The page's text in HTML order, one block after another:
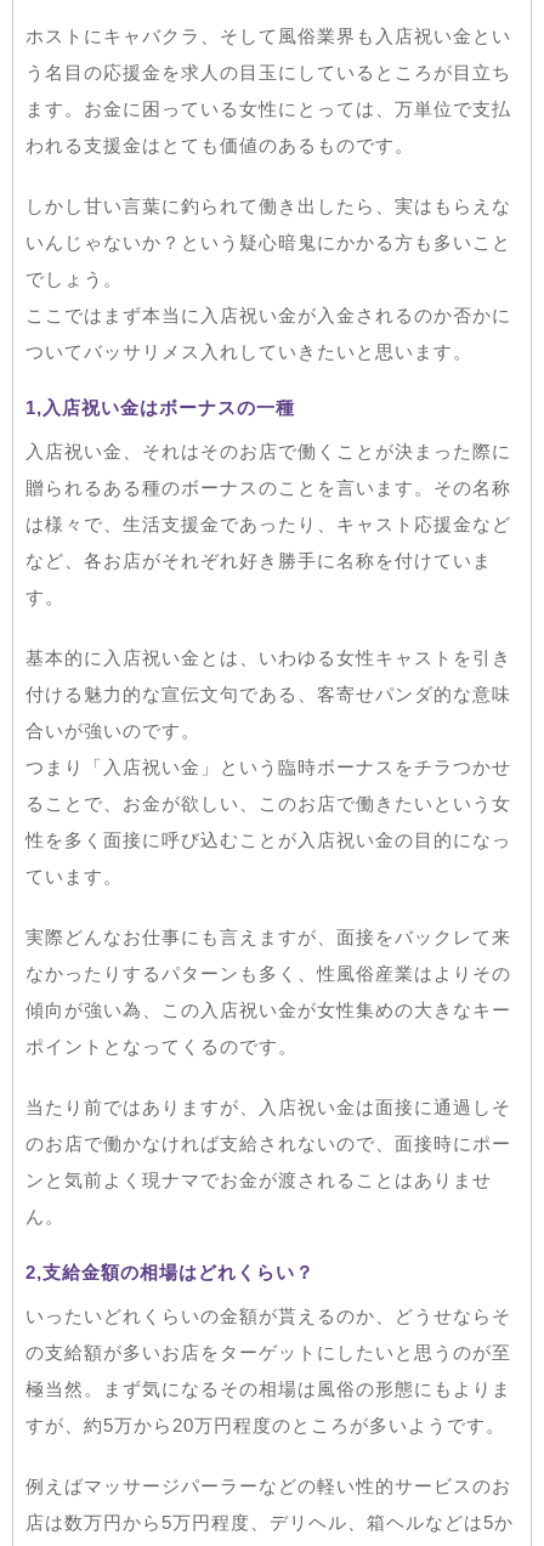
ホストにキャバクラ、そして風俗業界も入店祝い金とい
う名目の応援金を求人の目玉にしているところが目立ち
ます。お金に困っている女性にとっては、万単位で支払
われる支援金はとても価値のあるものです。
しかし甘い言葉に釣られて働き出したら、実はもらえな
いんじゃないか？という疑心暗鬼にかかる方も多いこと
でしょう。
ここではまず本当に入店祝い金が入金されるのか否かに
ついてバッサリメス入れしていきたいと思います。
1,入店祝い金はボーナスの一種
入店祝い金、それはそのお店で働くことが決まった際に
贈られるある種のボーナスのことを言います。その名称
は様々で、生活支援金であったり、キャスト応援金など
など、各お店がそれぞれ好き勝手に名称を付けていま
す。
基本的に入店祝い金とは、いわゆる女性キャストを引き
付ける魅力的な宣伝文句である、客寄せパンダ的な意味
合いが強いのです。
つまり「入店祝い金」という臨時ボーナスをチラつかせ
ることで、お金が欲しい、このお店で働きたいという女
性を多く面接に呼び込むことが入店祝い金の目的になっ
ています。
実際どんなお仕事にも言えますが、面接をバックレて来
なかったりするパターンも多く、性風俗産業はよりその
傾向が強い為、この入店祝い金が女性集めの大きなキー
ポイントとなってくるのです。
当たり前ではありますが、入店祝い金は面接に通過しそ
のお店で働かなければ支給されないので、面接時にポー
ンと気前よく現ナマでお金が渡されることはありませ
ん。
2,支給金額の相場はどれくらい？
いったいどれくらいの金額が貰えるのか、どうせならそ
の支給額が多いお店をターゲットにしたいと思うのが至
極当然。まず気になるその相場は風俗の形態にもよりま
すが、約5万から20万円程度のところが多いようです。
例えばマッサージパーラーなどの軽い性的サービスのお
店は数万円から5万円程度、デリヘル、箱ヘルなどは5か